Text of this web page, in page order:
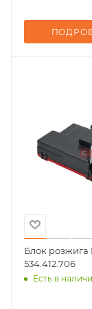
Блок розжига
534.412.706
Есть в